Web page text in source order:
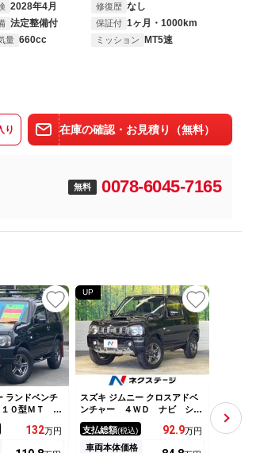
2028年4月 修復歴 なし
法定整備付 保証付 1ヶ月・1000km
量 660cc ミッション MT5速
り 在庫の確認・お見積り（無料）
無料 0078-6045-7165
ランドベンチ
０型ＭＴ Ｓ
ＴＶ サイド
ャリア ドラ
ター 記録
132万円
UP
スズキ ジムニー クロスアドベ
ンチャー ４ＷＤ ナビ シー
トヒーター ＥＴＣ キーレ
ス 純正１６インチアルミホイ
ール 禁煙車
支払総額(税込) 92.9万円
車両本体価格
ビ／地デ
Ｔ車／ス
ト／クル
支払総額